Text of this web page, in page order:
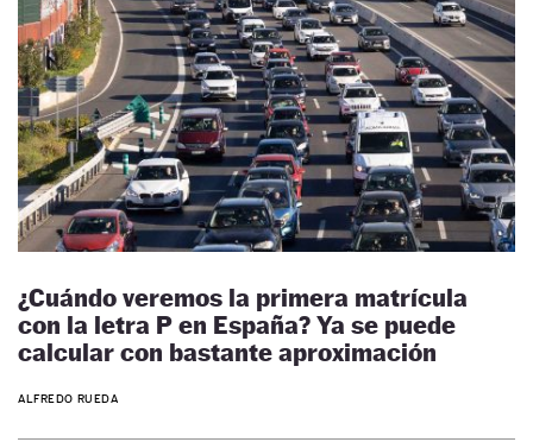
¿Cuándo veremos la primera matrícula
con la letra P en España? Ya se puede
calcular con bastante aproximación
ALFREDO RUEDA